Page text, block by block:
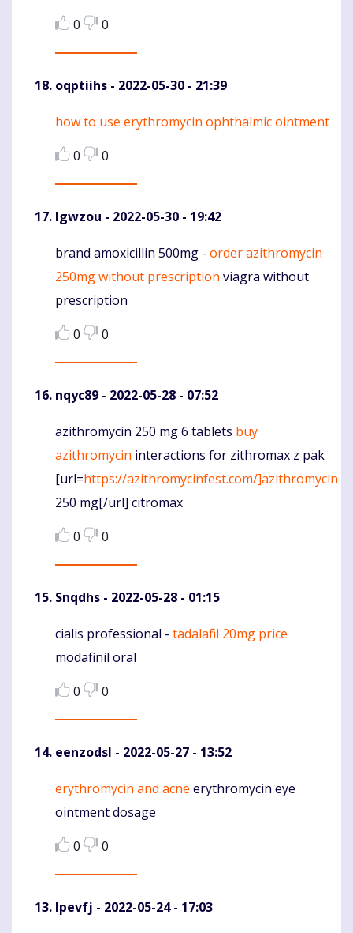
0
0
oqptiihs - 2022-05-30 - 21:39
Komentaras
how to use erythromycin ophthalmic ointment
0
0
Igwzou - 2022-05-30 - 19:42
Komentaras
brand amoxicillin 500mg - order azithromycin
250mg without prescription viagra without
prescription
0
0
nqyc89 - 2022-05-28 - 07:52
Komentaras
azithromycin 250 mg 6 tablets buy
azithromycin interactions for zithromax z pak
[url=https://azithromycinfest.com/]azithromycin
250 mg[/url] citromax
0
0
Snqdhs - 2022-05-28 - 01:15
Komentaras
cialis professional - tadalafil 20mg price
modafinil oral
0
0
eenzodsl - 2022-05-27 - 13:52
Komentaras
erythromycin and acne erythromycin eye
ointment dosage
0
0
Ipevfj - 2022-05-24 - 17:03